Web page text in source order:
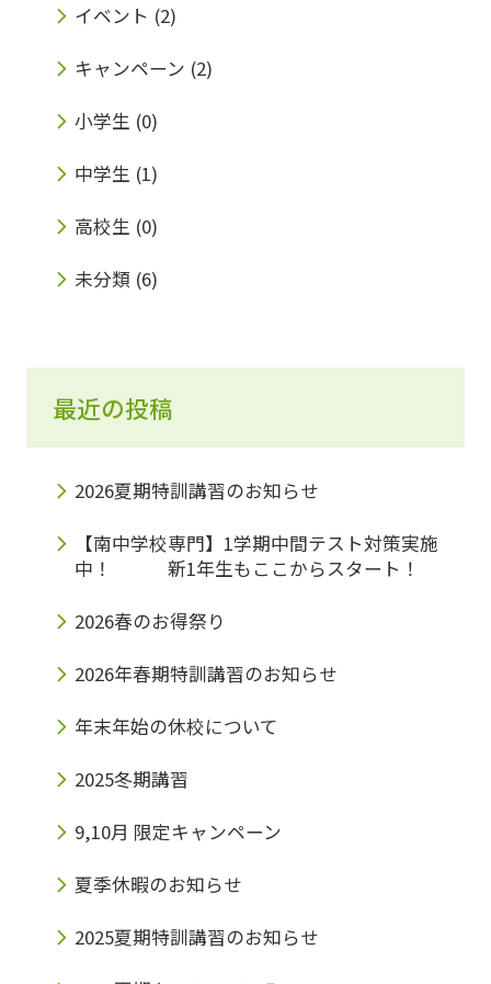
イベント (2)
キャンペーン (2)
小学生 (0)
中学生 (1)
高校生 (0)
未分類 (6)
最近の投稿
2026夏期特訓講習のお知らせ
【南中学校専門】1学期中間テスト対策実施
中！ 新1年生もここからスタート！
2026春のお得祭り
2026年春期特訓講習のお知らせ
年末年始の休校について
2025冬期講習
9,10月 限定キャンペーン
夏季休暇のお知らせ
2025夏期特訓講習のお知らせ